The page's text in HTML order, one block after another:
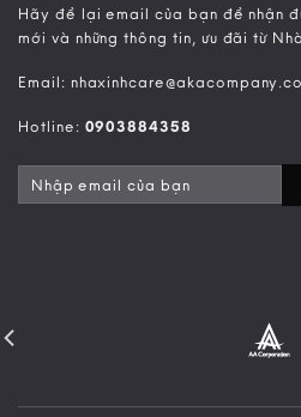
Hãy để lại email của bạn để nhận
mới và những thông tin, ưu đãi từ
Email:
Hotline: 0903884358